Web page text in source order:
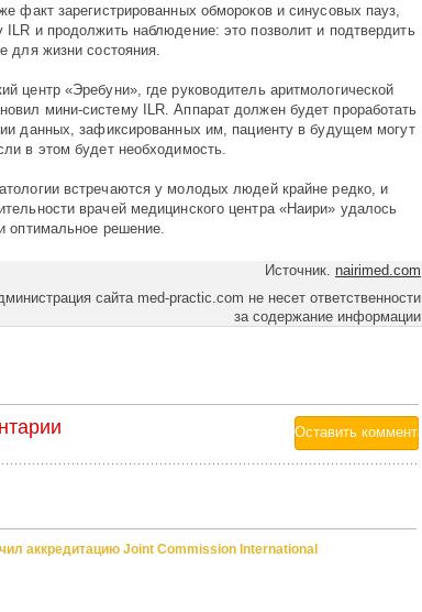
факт зарегистрированных обмороков и синусовых пауз,
и продолжить наблюдение: это позволит и подтвердить
для жизни состояния.
центр «Эребуни», где руководитель аритмологической
мини-систему ILR. Аппарат должен будет проработать
данных, зафиксированных им, пациенту в будущем могут
в этом будет необходимость.
встречаются у молодых людей крайне редко, и
врачей медицинского центра «Наири» удалось
оптимальное решение.
Источник. nairimed.com
сайта med-practic.com не несет ответственности
за содержание информации
аккредитацию Joint Commission International